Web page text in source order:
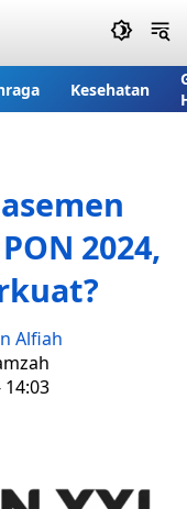
Kesehatan
2024,
Alfiah
14:03